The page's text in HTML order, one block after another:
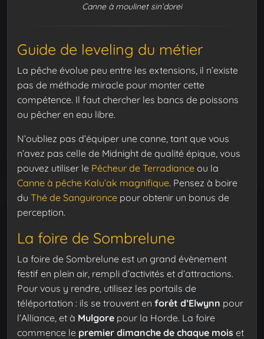
Canne à moulinet sin’dorei
Guide de leveling du métier
La pêche évolue peu entre les extensions, il n’existe
pas de méthode miracle pour monter cette
compétence. Il faut chercher les bancs de poissons
ou pêcher en eau libre.
N’oubliez pas d’équiper une canne, tant que vous
n’avez pas celle de Midnight de qualité épique, vous
pouvez utiliser le Pêcheur de Terradiance ou la
Canne à pêche Kalu’ak magnifique. Pensez à boire
du Thé de Sanguironce pour obtenir un bonus de
perception.
La foire de Sombrelune
La foire de Sombrelune est un grand évènement
festif en plein air, rempli d’activités et d’attractions.
Pour vous y rendre, utilisez les portails de
téléportation : ils se trouvent en forêt d’Elwynn pour
l’Alliance, et à Mulgore pour la Horde. La foire
commence le premier dimanche de chaque mois et